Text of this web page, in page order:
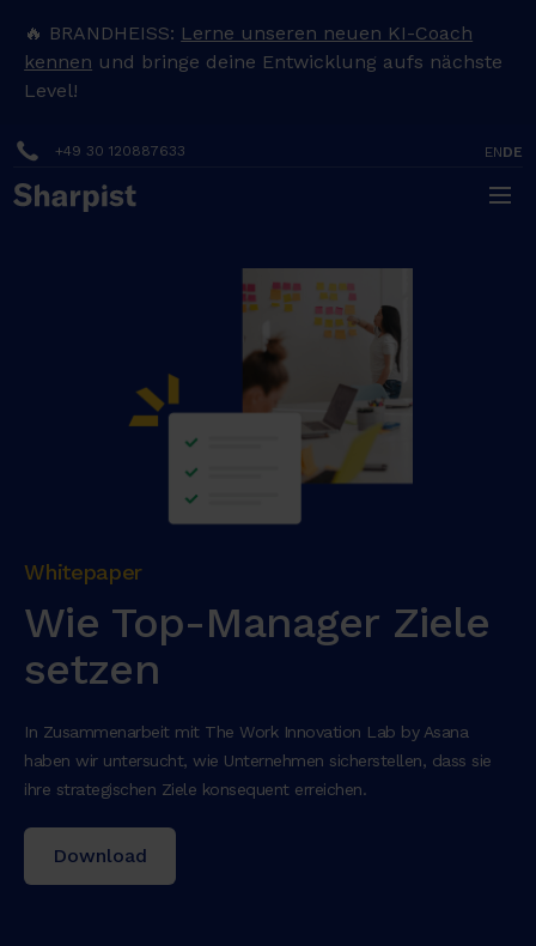
🔥 BRANDHEISS: Lerne unseren neuen KI-Coach
kennen und bringe deine Entwicklung aufs nächste
Level!
+49 30 120887633 ENDE
Whitepaper
Wie Top-Manager Ziele
setzen
In Zusammenarbeit mit The Work Innovation Lab by Asana
haben wir untersucht, wie Unternehmen sicherstellen, dass sie
ihre strategischen Ziele konsequent erreichen.
Download